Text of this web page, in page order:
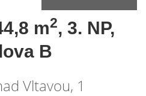
m2, 3. NP,
B
Vltavou, 1